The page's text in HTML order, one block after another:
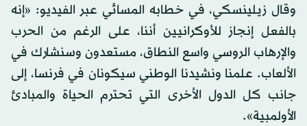
وقال زيلينسكي، في خطابه المسائي عبر الفيديو: «إنه
بالفعل إنجاز للأوكرانيين أننا، على الرغم من الحرب
والإرهاب الروسي واسع النطاق، مستعدون وسنشارك في
الألعاب. علمنا ونشيدنا الوطني سيكونان في فرنسا، إلى
جانب كل الدول الأخرى التي تحترم الحياة والمبادئ
الأولمبية».